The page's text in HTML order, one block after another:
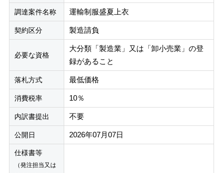
調達案件名称 運輸制服盛夏上衣
契約区分 製造請負
必要な資格
大分類「製造業」又は「卸小売業」の登
録があること
落札方式 最低価格
消費税率 10％
内訳書提出 不要
公開日 2026年07月07日
仕様書等
（発注担当又は